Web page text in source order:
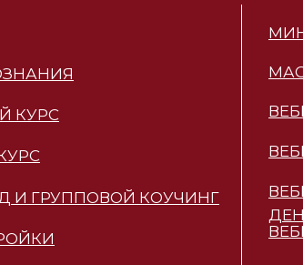
КУРС
И ГРУППОВОЙ КОУЧИНГ